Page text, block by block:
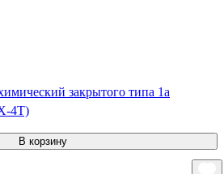
закрытого типа 1a
4Т)
В корзину